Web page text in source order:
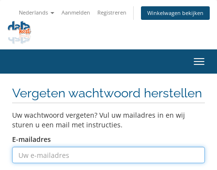
Nederlands Aanmelden Registreren Winkelwagen bekijken
in-/
Vergeten wachtwoord herstellen
Uw wachtwoord vergeten? Vul uw mailadres in en wij
sturen u een mail met instructies.
E-mailadres